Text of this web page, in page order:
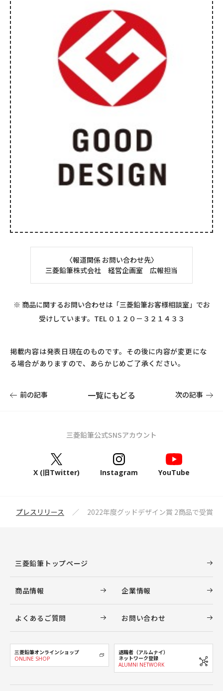
〈報道関係 お問い合わせ先〉
三菱鉛筆株式会社 経営企画室 広報担当
※ 商品に関するお問い合わせは「三菱鉛筆お客様相談室」でお
受けしています。TEL ０１２０－３２１４３３
掲載内容は発表日現在のものです。その後に内容が変更にな
る場合がありますので、あらかじめご了承ください。
前の記事 一覧にもどる 次の記事
三菱鉛筆公式SNSアカウント
X (旧Twitter) Instagram YouTube
プレスリリース 2022年度グッドデザイン賞 2商品で受賞
三菱鉛筆トップページ
商品情報 企業情報
よくあるご質問 お問い合わせ
三菱鉛筆オンラインショップ
ONLINE SHOP
退職者（アルムナイ）
ネットワーク登録
ALUMNI NETWORK